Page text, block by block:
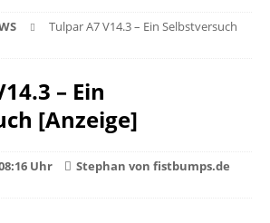
Tulpar A7 V14.3 – Ein Selbstversuch
– Ein
[Anzeige]
Uhr
Stephan von fistbumps.de